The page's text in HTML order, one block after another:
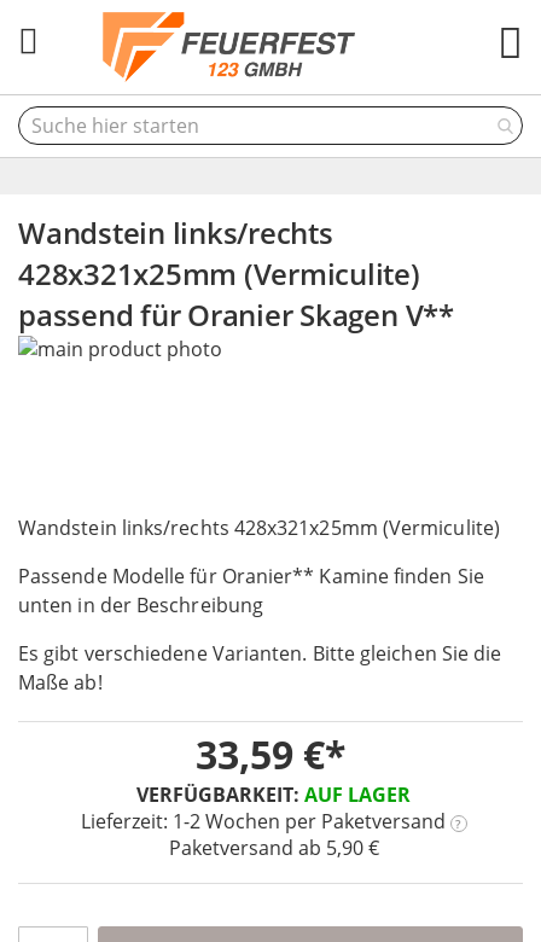
Wandstein links/rechts
428x321x25mm (Vermiculite)
passend für Oranier Skagen V**
Wandstein links/rechts 428x321x25mm (Vermiculite)
Passende Modelle für Oranier** Kamine finden Sie
unten in der Beschreibung
Es gibt verschiedene Varianten. Bitte gleichen Sie die
Maße ab!
VERFÜGBARKEIT: AUF LAGER
Lieferzeit: 1-2 Wochen per Paketversand ?
Paketversand ab 5,90 €
33,59 €
Skip
gallery
to
beginning
of
images
gallery